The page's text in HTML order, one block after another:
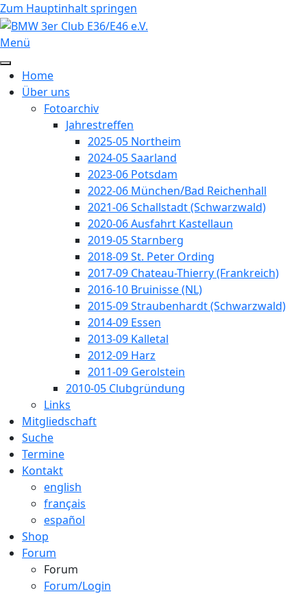
Zum Hauptinhalt springen
Menü
Home
Über uns
Fotoarchiv
Jahrestreffen
2025-05 Northeim
2024-05 Saarland
2023-06 Potsdam
2022-06 München/Bad Reichenhall
2021-06 Schallstadt (Schwarzwald)
2020-06 Ausfahrt Kastellaun
2019-05 Starnberg
2018-09 St. Peter Ording
2017-09 Chateau-Thierry (Frankreich)
2016-10 Bruinisse (NL)
2015-09 Straubenhardt (Schwarzwald)
2014-09 Essen
2013-09 Kalletal
2012-09 Harz
2011-09 Gerolstein
2010-05 Clubgründung
Links
Mitgliedschaft
Suche
Termine
Kontakt
english
français
español
Shop
Forum
Forum
Forum/Login
Jahr
Monat
Jahr
Monat